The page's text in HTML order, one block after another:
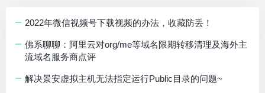
2022年微信视频号下载视频的办法，收藏防丢！
佛系聊聊：阿里云对org/me等域名限期转移清理及海外主
流域名服务商点评
解决景安虚拟主机无法指定运行Public目录的问题~